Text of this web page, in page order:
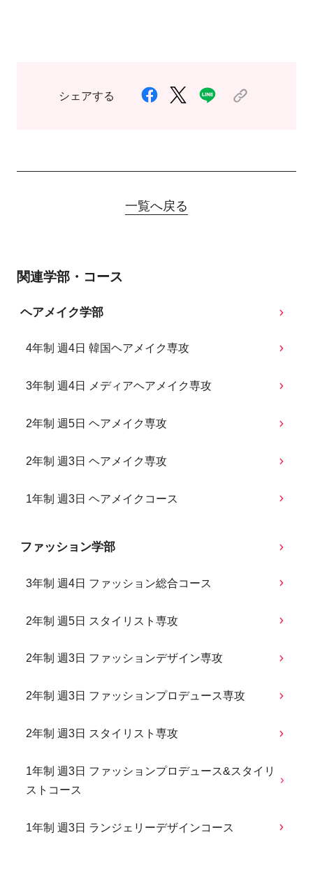
シェアする
一覧へ戻る
関連学部・コース
ヘアメイク学部
4年制 週4日 韓国ヘアメイク専攻
3年制 週4日 メディアヘアメイク専攻
2年制 週5日 ヘアメイク専攻
2年制 週3日 ヘアメイク専攻
1年制 週3日 ヘアメイクコース
ファッション学部
3年制 週4日 ファッション総合コース
2年制 週5日 スタイリスト専攻
2年制 週3日 ファッションデザイン専攻
2年制 週3日 ファッションプロデュース専攻
2年制 週3日 スタイリスト専攻
1年制 週3日 ファッションプロデュース&スタイリ
ストコース
1年制 週3日 ランジェリーデザインコース